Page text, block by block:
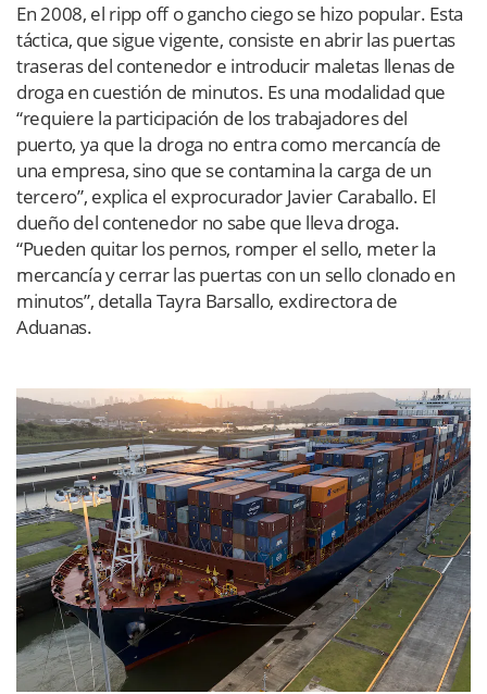
En 2008, el ripp off o gancho ciego se hizo popular. Esta
táctica, que sigue vigente, consiste en abrir las puertas
traseras del contenedor e introducir maletas llenas de
droga en cuestión de minutos. Es una modalidad que
“requiere la participación de los trabajadores del
puerto, ya que la droga no entra como mercancía de
una empresa, sino que se contamina la carga de un
tercero”, explica el exprocurador Javier Caraballo. El
dueño del contenedor no sabe que lleva droga.
“Pueden quitar los pernos, romper el sello, meter la
mercancía y cerrar las puertas con un sello clonado en
minutos”, detalla Tayra Barsallo, exdirectora de
Aduanas.